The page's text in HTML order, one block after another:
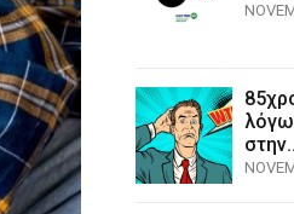
λόγω